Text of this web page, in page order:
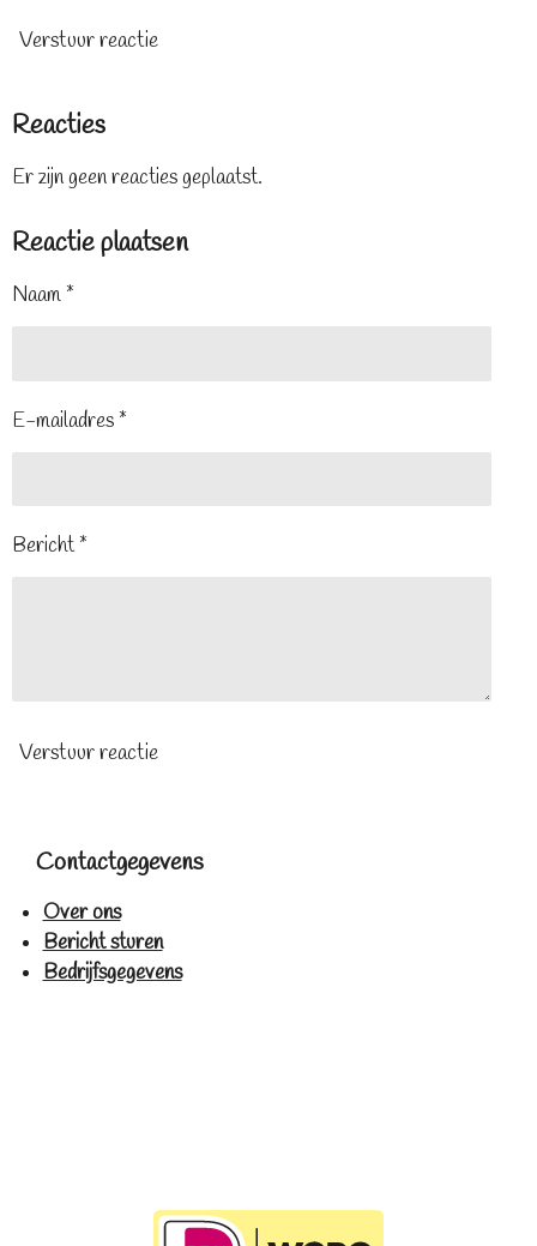
Verstuur reactie
Reacties
Er zijn geen reacties geplaatst.
Reactie plaatsen
Naam *
E-mailadres *
Bericht *
Verstuur reactie
Contactgegevens
Over ons
Bericht sturen
Bedrijfsgegevens